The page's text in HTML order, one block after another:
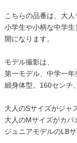
こちらの品番は、大人
小学生や小柄な中学
開になります。
モデル撮影は、
第一モデル、中学一年
細身体型。160センチ
大人のSサイズがジャ
大人のMサイズがカ
ジュニアモデルのLB